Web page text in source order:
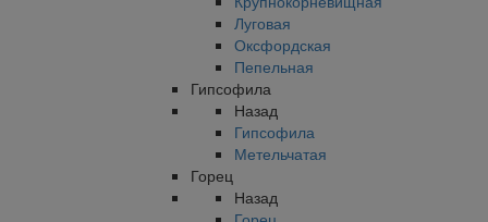
Луговая
Оксфордская
Пепельная
Гипсофила
Назад
Гипсофила
Метельчатая
Горец
Назад